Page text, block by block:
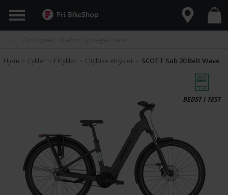
Hjem > Cykler > Elcykler > Citybike elcykler > SCOTT Sub 20 Belt Wave
BEDST I TEST